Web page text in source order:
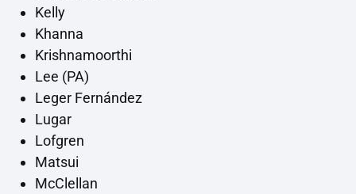
Kelly
Khanna
Krishnamoorthi
Lee (PA)
Leger Fernández
Lugar
Lofgren
Matsui
McClellan